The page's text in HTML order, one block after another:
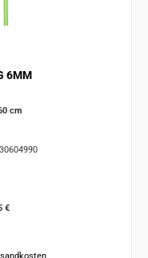
6MM
cm
€